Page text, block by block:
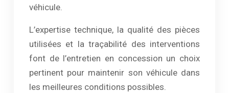
véhicule.
L’expertise technique, la qualité des pièces
utilisées et la traçabilité des interventions
font de l’entretien en concession un choix
pertinent pour maintenir son véhicule dans
les meilleures conditions possibles.